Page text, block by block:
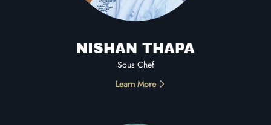
NISHAN THAPA
Sous Chef
Learn More